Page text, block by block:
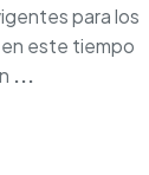
para los
este tiempo
...